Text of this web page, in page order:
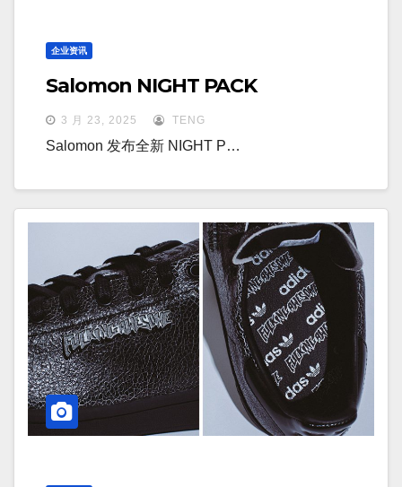
企业资讯
Salomon NIGHT PACK
3 月 23, 2025 TENG
Salomon 发布全新 NIGHT P…